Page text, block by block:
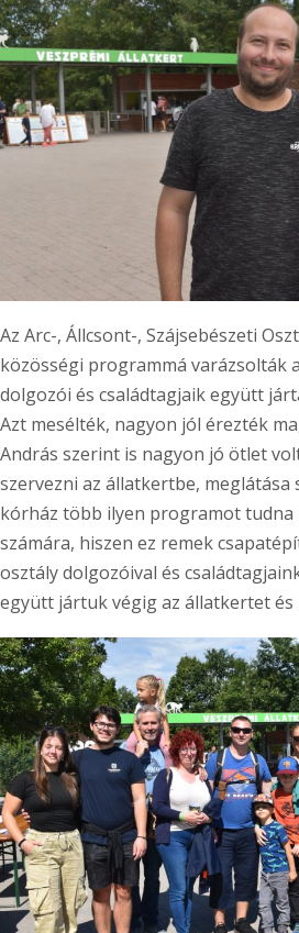
Az Arc-, Állcsont-, Szájsebészeti
közösségi programmá varázsolták
dolgozói és családtagjaik együtt
Azt mesélték, nagyon jól érezték
András szerint is nagyon jó ötlet
szervezni az állatkertbe, meglátása
kórház több ilyen programot
számára, hiszen ez remek
osztály dolgozóival és
együtt jártuk végig az állatkertet és